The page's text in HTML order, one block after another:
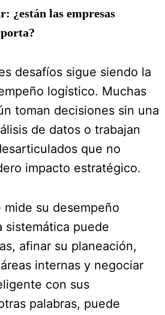
¿están las empresas
desafíos sigue siendo la
logístico. Muchas
toman decisiones sin una
de datos o trabajan
que no
impacto estratégico.
mide su desempeño
sistemática puede
afinar su planeación,
internas y negociar
con sus
palabras, puede